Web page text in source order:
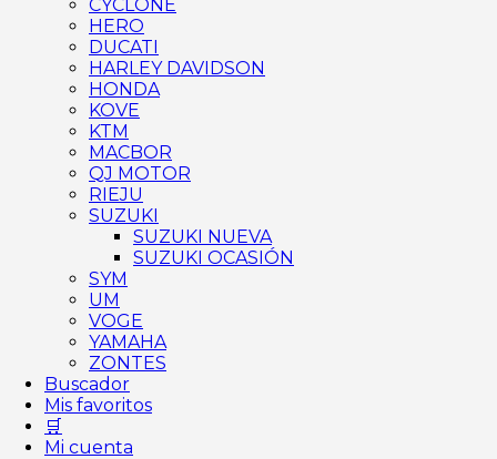
CYCLONE
HERO
DUCATI
HARLEY DAVIDSON
HONDA
KOVE
KTM
MACBOR
QJ MOTOR
RIEJU
SUZUKI
SUZUKI NUEVA
SUZUKI OCASIÓN
SYM
UM
VOGE
YAMAHA
ZONTES
Buscador
Mis favoritos
🛒
Mi cuenta